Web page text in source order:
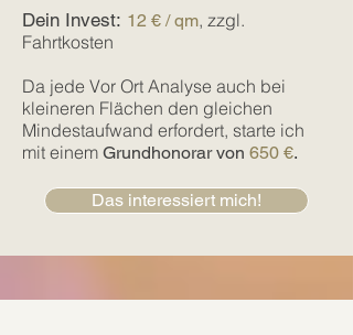
Empfehlungen.
detaillierte Beschreibung zum
Nachlesen.
Dein Invest: 12 € / qm, zzgl.
Fahrtkosten
Da jede Vor Ort Analyse auch bei
kleineren Flächen den gleichen
Mindestaufwand erfordert, starte ich
mit einem Grundhonorar von 650 €.
Das interessiert mich!